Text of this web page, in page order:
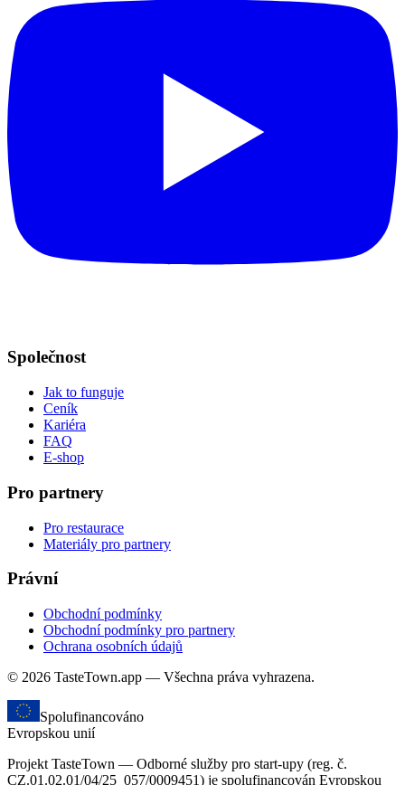
Společnost
Jak to funguje
Ceník
Kariéra
FAQ
E-shop
Pro partnery
Pro restaurace
Materiály pro partnery
Právní
Obchodní podmínky
Obchodní podmínky pro partnery
Ochrana osobních údajů
© 2026 TasteTown.app — Všechna práva vyhrazena.
Spolufinancováno
Evropskou unií
Projekt TasteTown — Odborné služby pro start-upy (reg. č.
CZ.01.02.01/04/25_057/0009451) je spolufinancován Evropskou